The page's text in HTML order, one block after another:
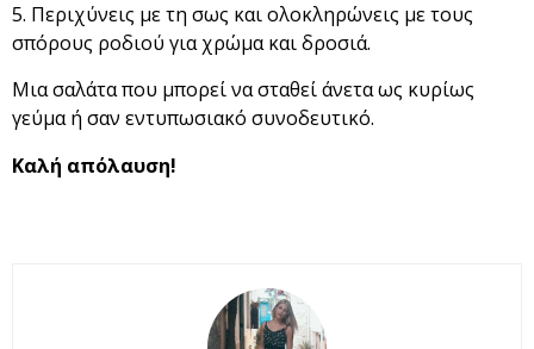
Περιχύνεις με τη σως και ολοκληρώνεις με τους
σπόρους ροδιού για χρώμα και δροσιά.
Μια σαλάτα που μπορεί να σταθεί άνετα ως κυρίως
γεύμα ή σαν εντυπωσιακό συνοδευτικό.
Καλή απόλαυση!